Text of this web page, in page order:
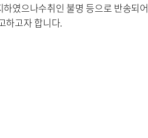
하였으나수취인 불명 등으로 반송되어
하고자 합니다.